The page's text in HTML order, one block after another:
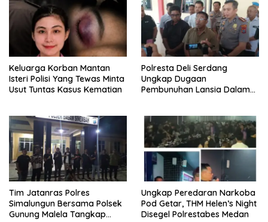
Keluarga Korban Mantan
Isteri Polisi Yang Tewas Minta
Usut Tuntas Kasus Kematian
Polresta Deli Serdang
Ungkap Dugaan
Pembunuhan Lansia Dalam
Tim Jatanras Polres
Simalungun Bersama Polsek
Gunung Malela Tangkap
Ungkap Peredaran Narkoba
Pod Getar, THM Helen’s Night
Disegel Polrestabes Medan